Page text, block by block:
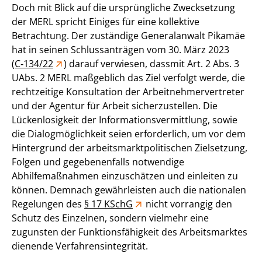
Doch mit Blick auf die ursprüngliche Zwecksetzung
der MERL spricht Einiges für eine kollektive
Betrachtung. Der zuständige Generalanwalt Pikamäe
hat in seinen Schlussanträgen vom 30. März 2023
(C‑134/22
) darauf verwiesen, dassmit Art. 2 Abs. 3
UAbs. 2 MERL maßgeblich das Ziel verfolgt werde, die
rechtzeitige Konsultation der Arbeitnehmervertreter
und der Agentur für Arbeit sicherzustellen. Die
Lückenlosigkeit der Informationsvermittlung, sowie
die Dialogmöglichkeit seien erforderlich, um vor dem
Hintergrund der arbeitsmarktpolitischen Zielsetzung,
Folgen und gegebenenfalls notwendige
Abhilfemaßnahmen einzuschätzen und einleiten zu
können. Demnach gewährleisten auch die nationalen
Regelungen des § 17 KSchG
nicht vorrangig den
Schutz des Einzelnen, sondern vielmehr eine
zugunsten der Funktionsfähigkeit des Arbeitsmarktes
dienende Verfahrensintegrität.